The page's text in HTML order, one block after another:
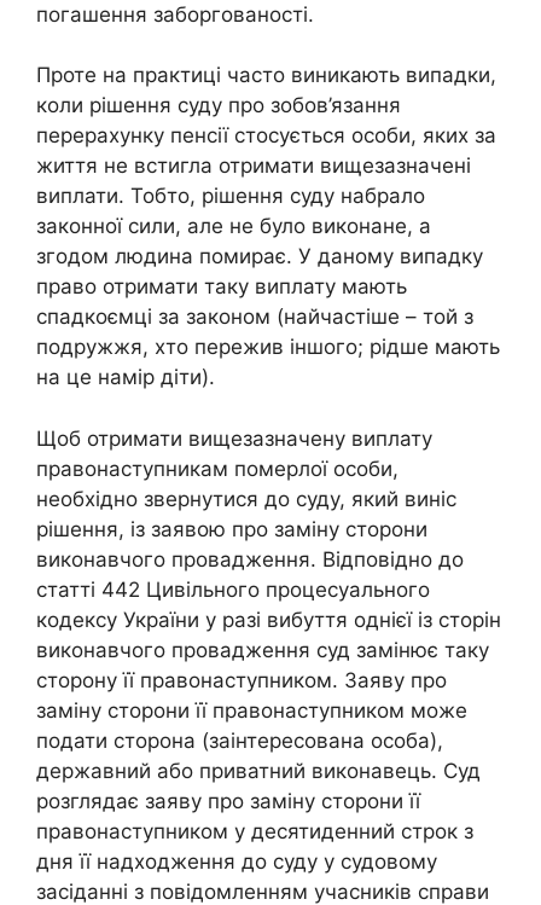
погашення заборгованості.
Проте на практиці часто виникають випадки,
коли рішення суду про зобов’язання
перерахунку пенсії стосується особи, яких за
життя не встигла отримати вищезазначені
виплати. Тобто, рішення суду набрало
законної сили, але не було виконане, а
згодом людина помирає. У даному випадку
право отримати таку виплату мають
спадкоємці за законом (найчастіше – той з
подружжя, хто пережив іншого; рідше мають
на це намір діти).
Щоб отримати вищезазначену виплату
правонаступникам померлої особи,
необхідно звернутися до суду, який виніс
рішення, із заявою про заміну сторони
виконавчого провадження. Відповідно до
статті 442 Цивільного процесуального
кодексу України у разі вибуття однієї із сторін
виконавчого провадження суд замінює таку
сторону її правонаступником. Заяву про
заміну сторони її правонаступником може
подати сторона (заінтересована особа),
державний або приватний виконавець. Суд
розглядає заяву про заміну сторони її
правонаступником у десятиденний строк з
дня її надходження до суду у судовому
засіданні з повідомленням учасників справи